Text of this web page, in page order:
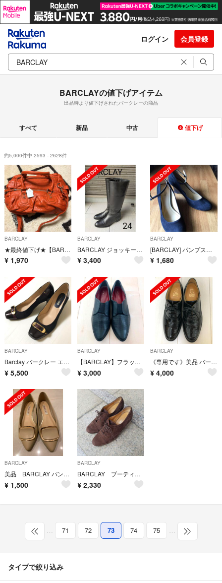
ログイン 会員登録
BARCLAYの値下げアイテム
出品時より値下げされたバークレーの商品
すべて 新品 中古 値下げ
約5,000件中 2593 - 2628件
BARCLAY
★最終値下げ★【BARCLAY】オレンジバッグ
¥ 1,970
BARCLAY
BARCLAY ジョッキーブーツ（本革）
¥ 3,400
BARCLAY
[BARCLAY] パンプス ウエッジ 黒 スエード 24cm
¥ 1,680
BARCLAY
Barclay バークレー エナメル バーガンディ ワインレッド パンプス
¥ 5,500
BARCLAY
【BARCLAY】フラットシューズ／レザー
¥ 3,000
BARCLAY
《専用です》美品 バークレイ ローファー
¥ 4,000
BARCLAY
美品 BARCLAY パンプス 22.5cm
¥ 1,500
BARCLAY
BARCLAY ブーティ オックスフォードシューズ
¥ 2,330
… 71 72 73 74 75 …
タイプで絞り込み